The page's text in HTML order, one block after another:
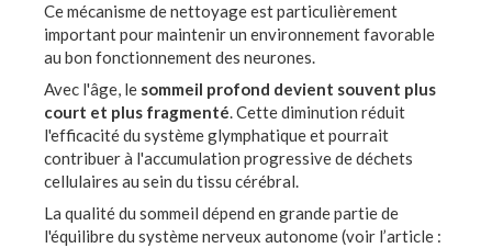
Ce mécanisme de nettoyage est particulièrement
important pour maintenir un environnement favorable
au bon fonctionnement des neurones.
Avec l'âge, le sommeil profond devient souvent plus
court et plus fragmenté. Cette diminution réduit
l'efficacité du système glymphatique et pourrait
contribuer à l'accumulation progressive de déchets
cellulaires au sein du tissu cérébral.
La qualité du sommeil dépend en grande partie de
l'équilibre du système nerveux autonome (voir l’article :